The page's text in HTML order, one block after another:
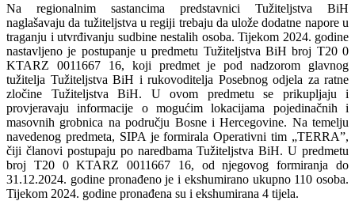
Na regionalnim sastancima predstavnici Tužiteljstva BiH
naglašavaju da tužiteljstva u regiji trebaju da ulože dodatne napore u
traganju i utvrđivanju sudbine nestalih osoba. Tijekom 2024. godine
nastavljeno je postupanje u predmetu Tužiteljstva BiH broj T20 0
KTARZ 0011667 16, koji predmet je pod nadzorom glavnog
tužitelja Tužiteljstva BiH i rukovoditelja Posebnog odjela za ratne
zločine Tužiteljstva BiH. U ovom predmetu se prikupljaju i
provjeravaju informacije o mogućim lokacijama pojedinačnih i
masovnih grobnica na području Bosne i Hercegovine. Na temelju
navedenog predmeta, SIPA je formirala Operativni tim „TERRA”,
čiji članovi postupaju po naredbama Tužiteljstva BiH. U predmetu
broj T20 0 KTARZ 0011667 16, od njegovog formiranja do
31.12.2024. godine pronađeno je i ekshumirano ukupno 110 osoba.
Tijekom 2024. godine pronađena su i ekshumirana 4 tijela.